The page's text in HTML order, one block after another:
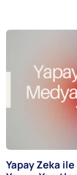
Yapay Zeka